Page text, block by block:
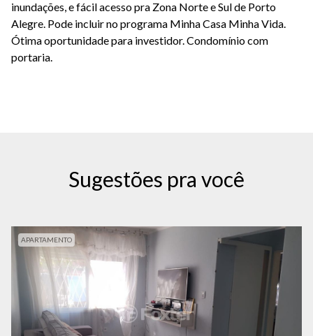
inundações, e fácil acesso pra Zona Norte e Sul de Porto
Alegre. Pode incluir no programa Minha Casa Minha Vida.
Ótima oportunidade para investidor. Condomínio com
portaria.
Sugestões pra você
APARTAMENTO